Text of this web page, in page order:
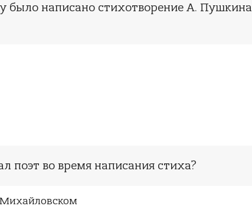
было написано стихотворение А. Пушкина
поэт во время написания стиха?